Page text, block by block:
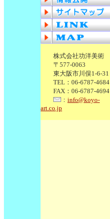
株式会社功洋美術
〒577-0063
東大阪市川俣1-6-31
TEL：06-6787-4684
FAX：06-6787-4694
： info@koyo-
art.co.jp